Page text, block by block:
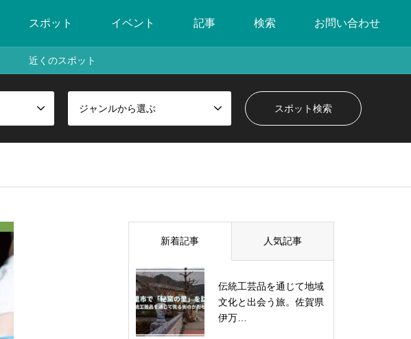
スポット イベント 記事 検索 お問い合わせ
近くのスポット
ジャンルから選ぶ
新着記事 人気記事
伝統工芸品を通じて地域
文化と出会う旅。佐賀県
伊万…